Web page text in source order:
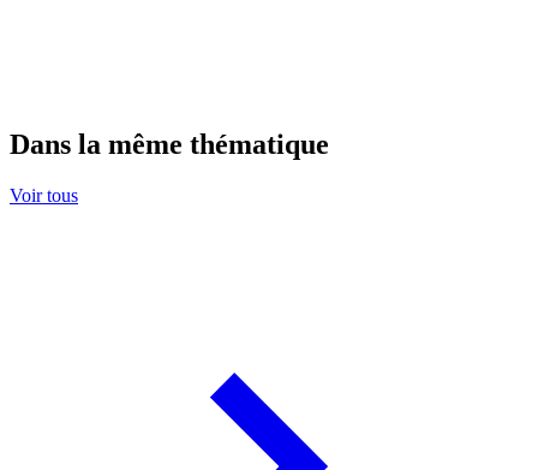
Dans la même thématique
Voir tous